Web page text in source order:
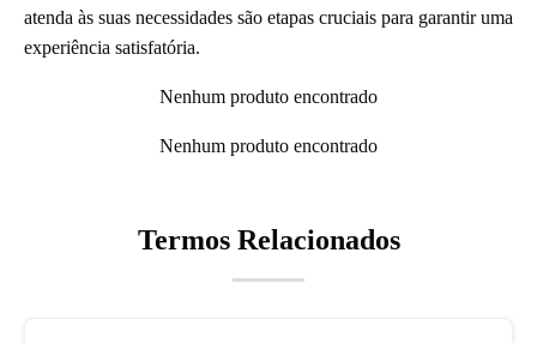
atenda às suas necessidades são etapas cruciais para garantir uma
experiência satisfatória.
Nenhum produto encontrado
Nenhum produto encontrado
Termos Relacionados